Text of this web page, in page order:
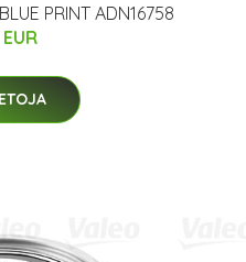
PRINT ADN16758
EUR